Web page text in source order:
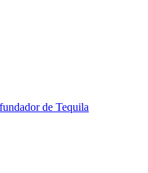
de Tequila